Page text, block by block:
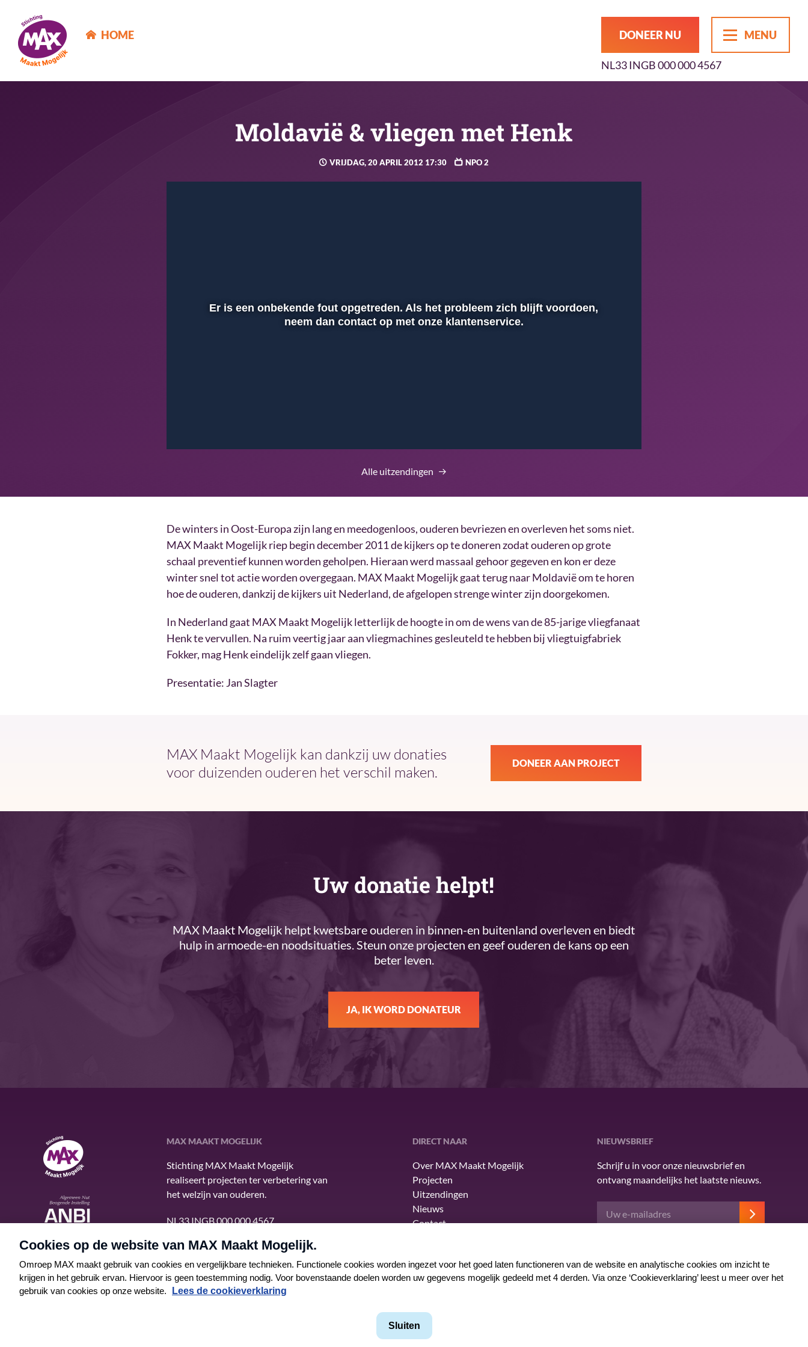
HOME
MENU
DONEER NU
NL33 INGB 000 000 4567
Moldavië & vliegen met Henk
VRIJDAG, 20 APRIL 2012 17:30 NPO 2
Er is een onbekende fout opgetreden. Als het probleem zich blijft voordoen,
neem dan contact op met onze klantenservice.
Alle uitzendingen
De winters in Oost-Europa zijn lang en meedogenloos, ouderen bevriezen en overleven het soms niet.
MAX Maakt Mogelijk riep begin december 2011 de kijkers op te doneren zodat ouderen op grote
schaal preventief kunnen worden geholpen. Hieraan werd massaal gehoor gegeven en kon er deze
winter snel tot actie worden overgegaan. MAX Maakt Mogelijk gaat terug naar Moldavië om te horen
hoe de ouderen, dankzij de kijkers uit Nederland, de afgelopen strenge winter zijn doorgekomen.
In Nederland gaat MAX Maakt Mogelijk letterlijk de hoogte in om de wens van de 85-jarige vliegfanaat
Henk te vervullen. Na ruim veertig jaar aan vliegmachines gesleuteld te hebben bij vliegtuigfabriek
Fokker, mag Henk eindelijk zelf gaan vliegen.
Presentatie: Jan Slagter
MAX Maakt Mogelijk kan dankzij uw donaties
voor duizenden ouderen het verschil maken.
DONEER AAN PROJECT
Uw donatie helpt!
MAX Maakt Mogelijk helpt kwetsbare ouderen in binnen-en buitenland overleven en biedt
hulp in armoede-en noodsituaties. Steun onze projecten en geef ouderen de kans op een
beter leven.
JA, IK WORD DONATEUR
MAX Maakt MogelijkMAX MAAKT MOGELIJK
Stichting MAX Maakt Mogelijk
realiseert projecten ter verbetering van
het welzijn van ouderen.
NL33 INGB 000 000 4567
DIRECT NAAR
Over MAX Maakt Mogelijk
Projecten
Uitzendingen
Nieuws
Contact
NIEUWSBRIEF
Schrijf u in voor onze nieuwsbrief en
ontvang maandelijks het laatste nieuws.
servicevoorwaarden
van toepassing.
Algemene voorwaarden